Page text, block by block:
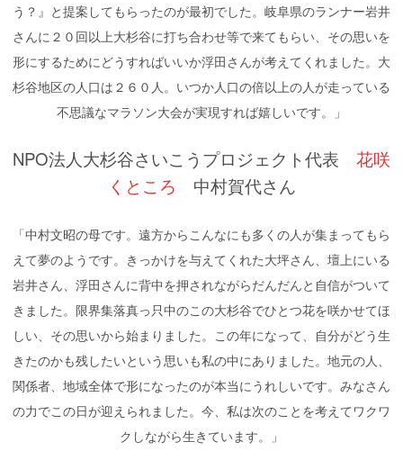
う？』と提案してもらったのが最初でした。岐阜県のランナー岩井
さんに２０回以上大杉谷に打ち合わせ等で来てもらい、その思いを
形にするためにどうすればいいか浮田さんが考えてくれました。大
杉谷地区の人口は２６０人。いつか人口の倍以上の人が走っている
不思議なマラソン大会が実現すれば嬉しいです。」
NPO法人大杉谷さいこうプロジェクト代表 花咲
くところ 中村賀代さん
「中村文昭の母です。遠方からこんなにも多くの人が集まってもら
えて夢のようです。きっかけを与えてくれた大坪さん、壇上にいる
岩井さん、浮田さんに背中を押されながらだんだんと自信がついて
きました。限界集落真っ只中のこの大杉谷でひとつ花を咲かせてほ
しい、その思いから始まりました。この年になって、自分がどう生
きたのかも残したいという思いも私の中にありました。地元の人、
関係者、地域全体で形になったのが本当にうれしいです。みなさん
の力でこの日が迎えられました。今、私は次のことを考えてワクワ
クしながら生きています。」